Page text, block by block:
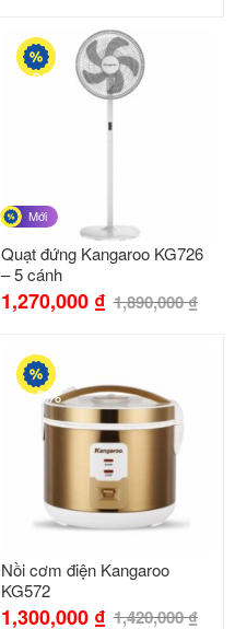
-33%
Quạt đứng Kangaroo KG726
– 5 cánh
Mới
1,270,000 ₫ 1,890,000₫
-8%
Nồi cơm điện Kangaroo
KG572
1,300,000 ₫ 1,420,000₫